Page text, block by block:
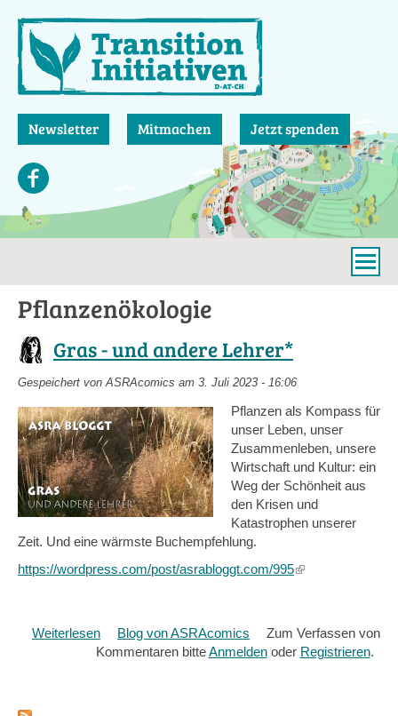
zum
Inhalt
Newsletter Mitmachen Jetzt spenden
Pflanzenökologie
Gras - und andere Lehrer*
Gespeichert vonASRAcomics am 3. Juli 2023 - 16:06
Pflanzen als Kompass für
unser Leben, unser
Zusammenleben, unsere
Wirtschaft und Kultur: ein
Weg der Schönheit aus
den Krisen und
Katastrophen unserer
Zeit. Und eine wärmste Buchempfehlung.
https://wordpress.com/post/asrabloggt.com/995(link
Weiterlesen über
Gras
Blog von ASRAcomics
Zum Verfassen von
Kommentaren bitteAnmeldenoder Registrieren.